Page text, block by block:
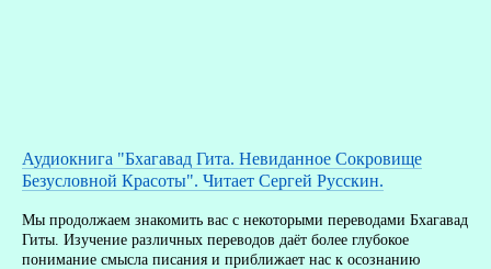
Аудиокнига "Бхагавад Гита. Невиданное Сокровище
Безусловной Красоты". Читает Сергей Русскин.
Мы продолжаем знакомить вас с некоторыми переводами Бхагавад
Гиты. Изучение различных переводов даёт более глубокое
понимание смысла писания и приближает нас к осознанию